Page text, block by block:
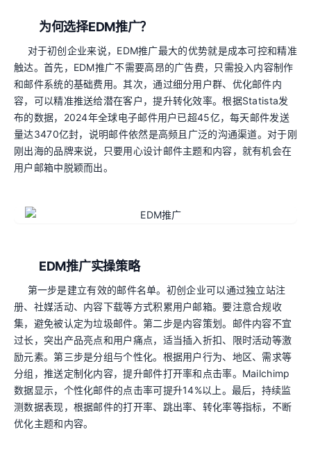
为何选择EDM推广？
对于初创企业来说，EDM推广最大的优势就是成本可控和精准
触达。首先，EDM推广不需要高昂的广告费，只需投入内容制作
和邮件系统的基础费用。其次，通过细分用户群、优化邮件内
容，可以精准推送给潜在客户，提升转化效率。根据Statista发
布的数据，2024年全球电子邮件用户已超45亿，每天邮件发送
量达3470亿封，说明邮件依然是高频且广泛的沟通渠道。对于刚
刚出海的品牌来说，只要用心设计邮件主题和内容，就有机会在
用户邮箱中脱颖而出。
EDM推广实操策略
第一步是建立有效的邮件名单。初创企业可以通过独立站注
册、社媒活动、内容下载等方式积累用户邮箱。要注意合规收
集，避免被认定为垃圾邮件。第二步是内容策划。邮件内容不宜
过长，突出产品亮点和用户痛点，适当插入折扣、限时活动等激
励元素。第三步是分组与个性化。根据用户行为、地区、需求等
分组，推送定制化内容，提升邮件打开率和点击率。Mailchimp
数据显示，个性化邮件的点击率可提升14%以上。最后，持续监
测数据表现，根据邮件的打开率、跳出率、转化率等指标，不断
优化主题和内容。